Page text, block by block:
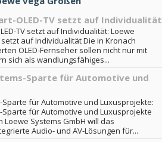
OLED-TV setzt auf Individualität
TV setzt auf Individualität: Loewe
setzt auf Individualität Die in Kronach
OLED-Fernseher sollen nicht nur mit
sich als wandlungsfähiges...
Sparte für Automotive und
für Automotive und Luxusprojekte:
für Automotive und Luxusprojekte
Systems GmbH will das
Audio- und AV-Lösungen für...